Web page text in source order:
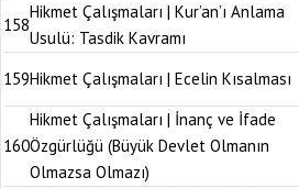
158
Hikmet Çalışmaları | Kur’an’ı Anlama
Usulü: Tasdik Kavramı
159Hikmet Çalışmaları | Ecelin Kısalması
160
Hikmet Çalışmaları | İnanç ve İfade
Özgürlüğü (Büyük Devlet Olmanın
Olmazsa Olmazı)